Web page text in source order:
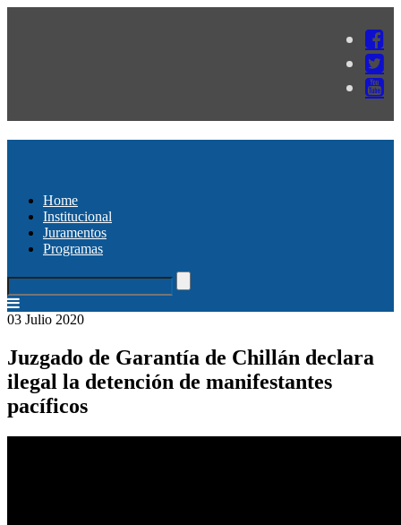
Home
Institucional
Juramentos
Programas
03 Julio 2020
Juzgado de Garantía de Chillán declara
ilegal la detención de manifestantes
pacíficos